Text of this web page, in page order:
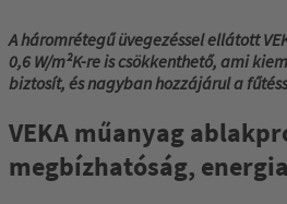
A háromrétegű üvegezéssel ellátott
0,6 W/m²K-re is csökkenthető, ami
biztosít, és nagyban hozzájárul a
VEKA műanyag
megbízhatóság,